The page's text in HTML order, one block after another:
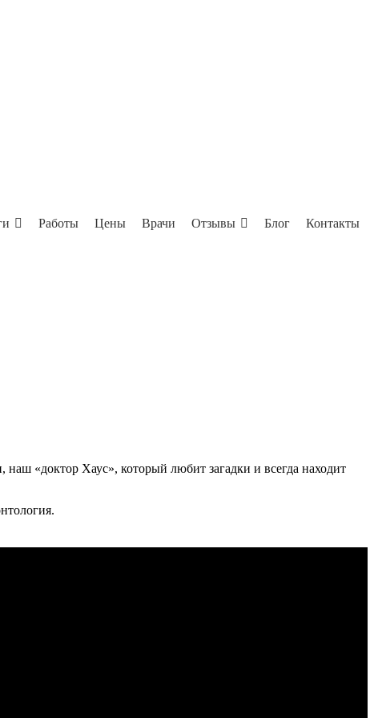
Работы Цены Врачи Отзывы Блог Контакты
«доктор Хаус», который любит загадки и всегда находит